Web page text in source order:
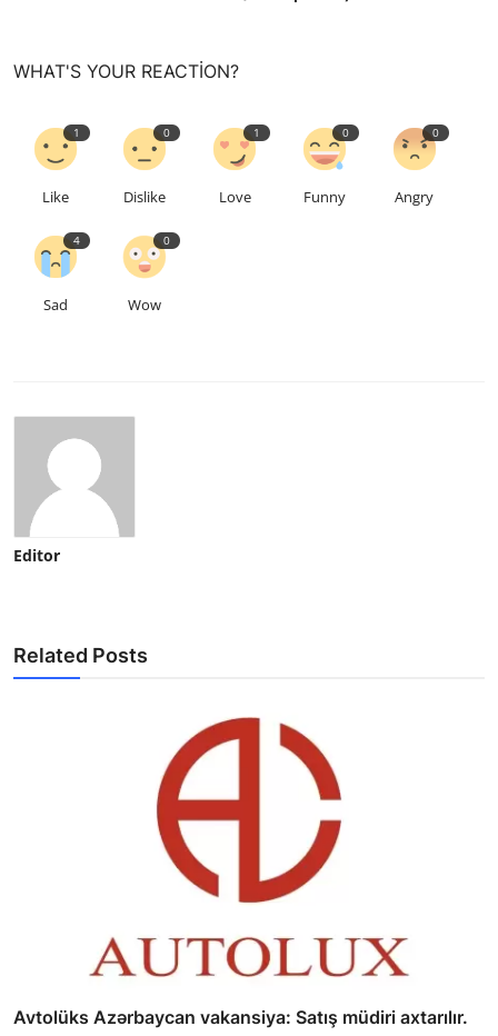
WHAT'S YOUR REACTION?
1
Like
0
Dislike
1
Love
0
Funny
0
Angry
4
Sad
0
Wow
Editor
Related Posts
Avtolüks Azərbaycan vakansiya: Satış müdiri axtarılır.